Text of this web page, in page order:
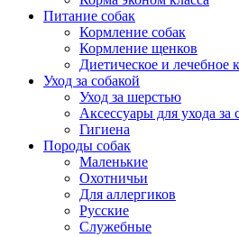
Питание собак
Кормление собак
Кормление щенков
Диетическое и лечебное
Уход за собакой
Уход за шерстью
Аксессуары для ухода за
Гигиена
Породы собак
Маленькие
Охотничьи
Для аллергиков
Русские
Служебные